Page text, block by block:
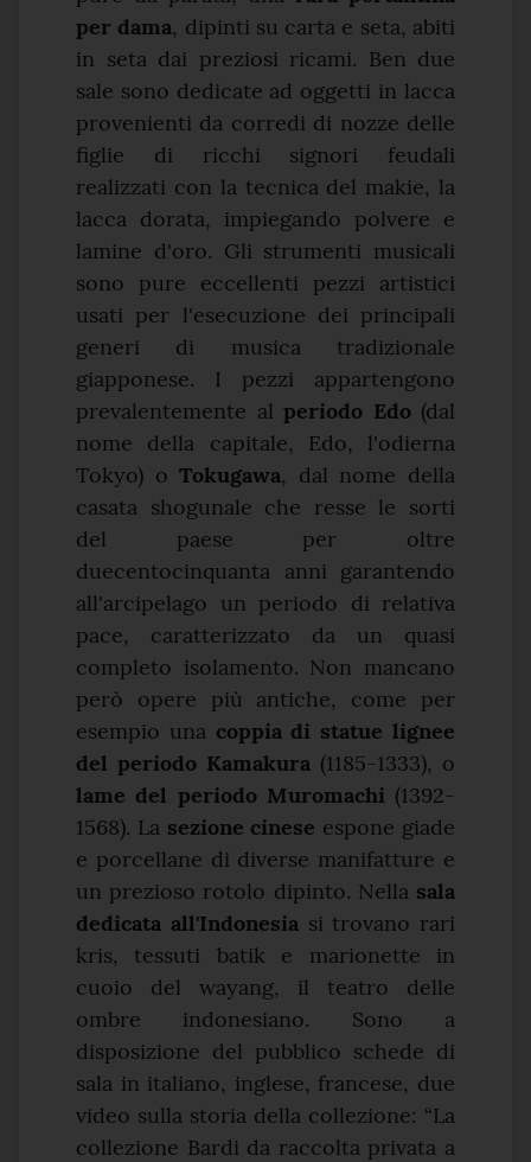
per dama, dipinti su carta e seta, abiti
in seta dai preziosi ricami. Ben due
sale sono dedicate ad oggetti in lacca
provenienti da corredi di nozze delle
figlie di ricchi signori feudali
realizzati con la tecnica del makie, la
lacca dorata, impiegando polvere e
lamine d'oro. Gli strumenti musicali
sono pure eccellenti pezzi artistici
usati per l'esecuzione dei principali
generi di musica tradizionale
giapponese. I pezzi appartengono
prevalentemente al periodo Edo(dal
nome della capitale, Edo, l'odierna
Tokyo) oTokugawa, dal nome della
casata shogunale che resse le sorti
del paese per oltre
duecentocinquanta anni garantendo
all'arcipelago un periodo di relativa
pace, caratterizzato da un quasi
completo isolamento. Non mancano
però opere più antiche, come per
esempio una coppia di statue lignee
del periodo Kamakura (1185-1333), o
lame del periodo Muromachi (1392-
1568). La sezione cinese espone giade
e porcellane di diverse manifatture e
un prezioso rotolo dipinto. Nella sala
dedicata all'Indonesiasi trovano rari
kris, tessuti batik e marionette in
cuoio del wayang, il teatro delle
ombre indonesiano. Sono a
disposizione del pubblico schede di
sala in italiano, inglese, francese, due
video sulla storia della collezione: “La
collezione Bardi da raccolta privata a